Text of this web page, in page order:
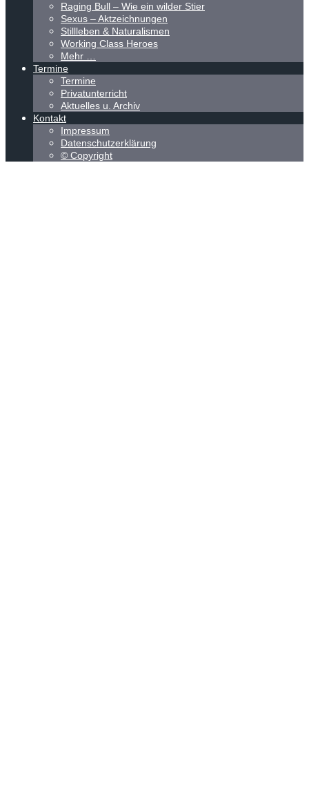
Raging Bull – Wie ein wilder Stier
Sexus – Aktzeichnungen
Stillleben & Naturalismen
Working Class Heroes
Mehr …
Termine
Termine
Privatunterricht
Aktuelles u. Archiv
Kontakt
Impressum
Datenschutzerklärung
© Copyright